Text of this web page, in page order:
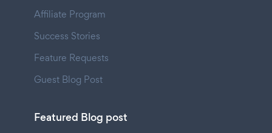
Affiliate Program
Success Stories
Feature Requests
Guest Blog Post
Featured Blog post